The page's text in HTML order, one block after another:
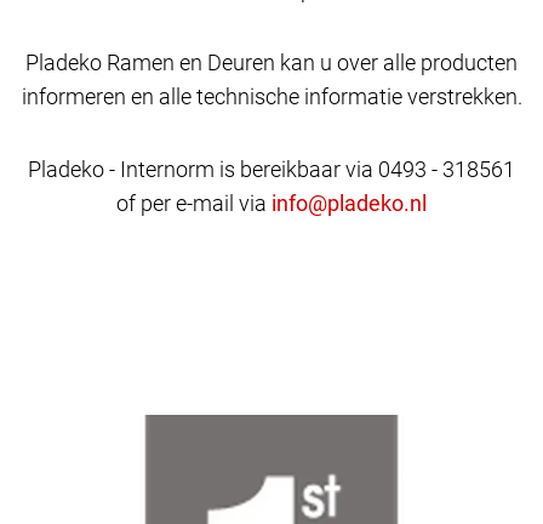
Pladeko Ramen en Deuren kan u over alle producten
informeren en alle technische informatie verstrekken.
Pladeko - Internorm is bereikbaar via 0493 - 318561
of per e-mail via